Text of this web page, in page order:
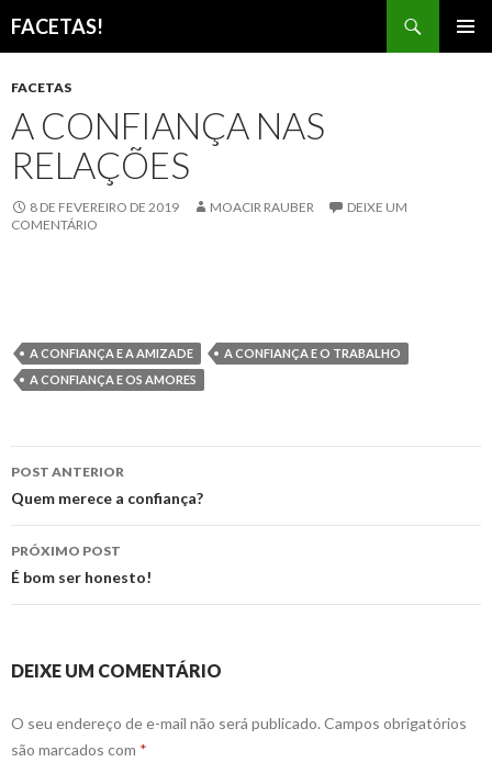
FACETAS!
O
CONTEÚDO
FACETAS
A CONFIANÇA NAS
RELAÇÕES
8 DE FEVEREIRO DE 2019 MOACIR RAUBER
DEIXE UM
COMENTÁRIO
A CONFIANÇA E A AMIZADE
A CONFIANÇA E O TRABALHO
A CONFIANÇA E OS AMORES
Navegação
de
posts
POST ANTERIOR
Quem merece a confiança?
PRÓXIMO POST
É bom ser honesto!
DEIXE UM COMENTÁRIO
O seu endereço de e-mail não será publicado. Campos obrigatórios
são marcados com *